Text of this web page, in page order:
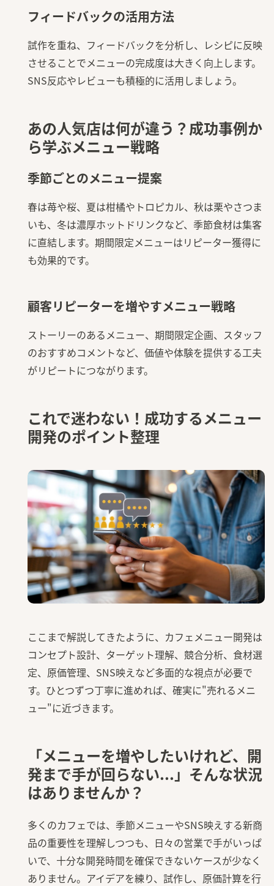
フィードバックの活用方法
試作を重ね、フィードバックを分析し、レシピに反映
させることでメニューの完成度は大きく向上します。
SNS反応やレビューも積極的に活用しましょう。
あの人気店は何が違う？成功事例か
ら学ぶメニュー戦略
季節ごとのメニュー提案
春は苺や桜、夏は柑橘やトロピカル、秋は栗やさつま
いも、冬は濃厚ホットドリンクなど、季節食材は集客
に直結します。期間限定メニューはリピーター獲得に
も効果的です。
顧客リピーターを増やすメニュー戦略
ストーリーのあるメニュー、期間限定企画、スタッフ
のおすすめコメントなど、価値や体験を提供する工夫
がリピートにつながります。
これで迷わない！成功するメニュー
開発のポイント整理
ここまで解説してきたように、カフェメニュー開発は
コンセプト設計、ターゲット理解、競合分析、食材選
定、原価管理、SNS映えなど多面的な視点が必要で
す。ひとつずつ丁寧に進めれば、確実に"売れるメニ
ュー"に近づきます。
「メニューを増やしたいけれど、開
発まで手が回らない...」そんな状況
はありませんか？
多くのカフェでは、季節メニューやSNS映えする新商
品の重要性を理解しつつも、日々の営業で手がいっぱ
いで、十分な開発時間を確保できないケースが少なく
ありません。アイデアを練り、試作し、原価計算を行